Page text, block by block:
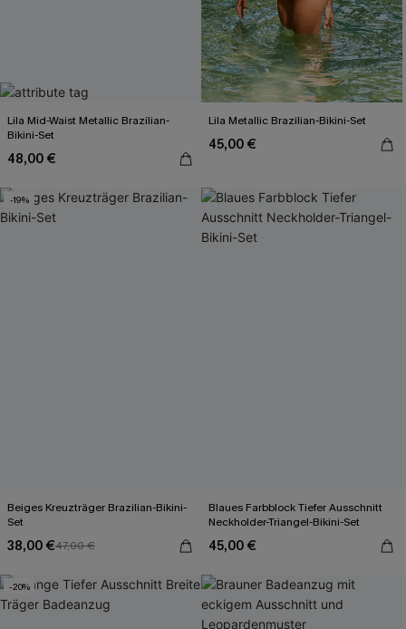
Lila Mid-Waist Metallic Brazilian-
Bikini-Set
48,00 €
Lila Metallic Brazilian-Bikini-Set
45,00 €
-19%
Beiges Kreuzträger Brazilian-Bikini-
Set
38,00 €47,00 €
Blaues Farbblock Tiefer Ausschnitt
Neckholder-Triangel-Bikini-Set
45,00 €
-20%